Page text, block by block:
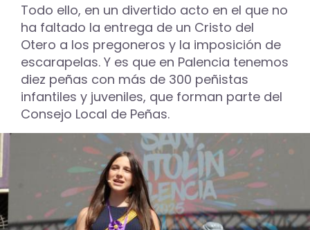
Todo ello, en un divertido acto en el que no
ha faltado la entrega de un Cristo del
Otero a los pregoneros y la imposición de
escarapelas. Y es que en Palencia tenemos
diez peñas con más de 300 peñistas
infantiles y juveniles, que forman parte del
Consejo Local de Peñas.